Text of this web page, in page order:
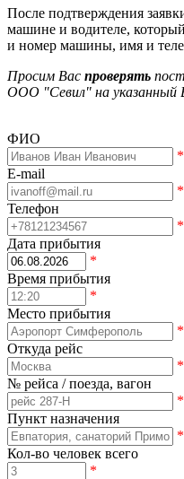
После подтверждения
машине и водителе,
и номер машины, имя и
Просим Вас проверять
ООО "Севил" на указанный
ФИО
*
E-mail
*
Телефон
*
Дата прибытия
*
Время прибытия
*
Место прибытия
*
Откуда рейс
*
№ рейса / поезда, вагон
*
Пункт назначения
*
Кол-во человек всего
*